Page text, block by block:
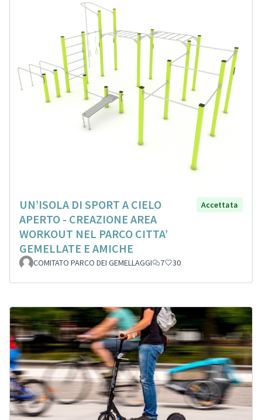
UN’ISOLA DI SPORT A CIELO
APERTO - CREAZIONE AREA
WORKOUT NEL PARCO CITTA’
GEMELLATE E AMICHE
Accettata
COMITATO PARCO DEI GEMELLAGGI 7 30